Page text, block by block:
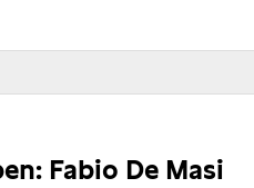
Fabio De Masi